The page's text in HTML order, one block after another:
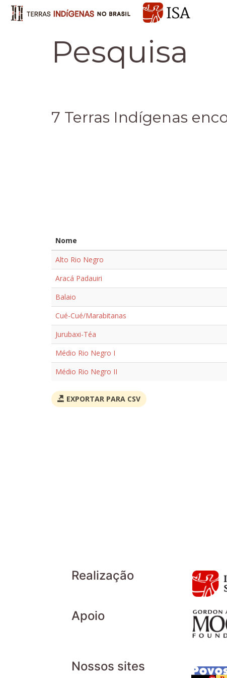
Pesquisa
7 Terras Indígenas
Nome
Alto Rio Negro
Aracá Padauiri
Balaio
Cué-Cué/Marabitanas
Jurubaxi-Téa
Médio Rio Negro I
Médio Rio Negro II
EXPORTAR PARA CSV